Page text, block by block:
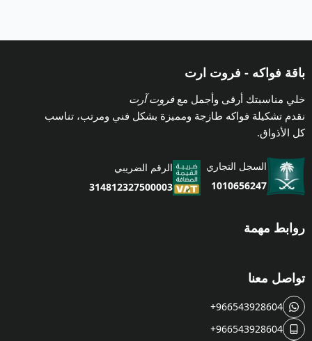
باقة فواكه - فروت ارت
خلي مناسبتك أرقى وأجمل معفروت آرت
نقدم تشكيلة فواكه طازجة ومميزة بشكل فني ومرتب، تناسب
كل الأذواق.
السجل التجاري
1010656247
الرقم الضريبي
314812327500003
روابط مهمة
تواصل معنا
+966543928604
+966543928604